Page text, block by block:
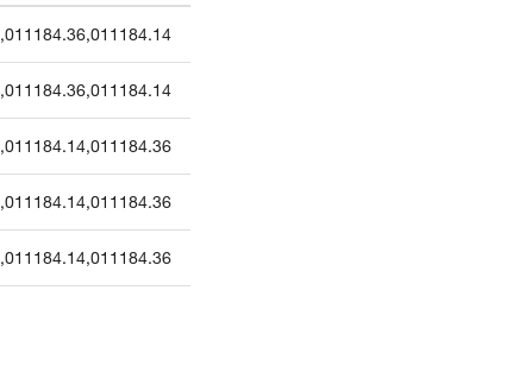
,011184.36,011184.14
,011184.36,011184.14
,011184.14,011184.36
,011184.14,011184.36
,011184.14,011184.36